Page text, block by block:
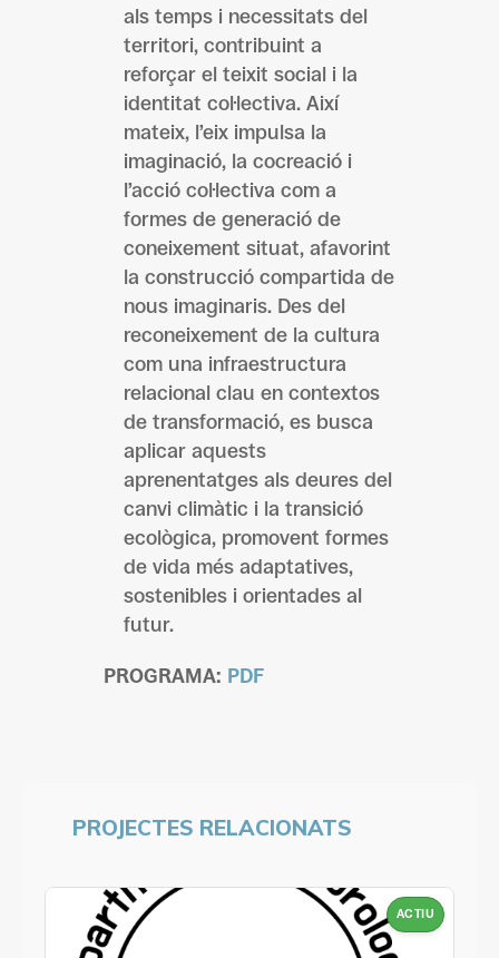
als temps i necessitats del
territori, contribuint a
reforçar el teixit social i la
identitat col·lectiva. Així
mateix, l’eix impulsa la
imaginació, la cocreació i
l’acció col·lectiva com a
formes de generació de
coneixement situat, afavorint
la construcció compartida de
nous imaginaris. Des del
reconeixement de la cultura
com una infraestructura
relacional clau en contextos
de transformació, es busca
aplicar aquests
aprenentatges als deures del
canvi climàtic i la transició
ecològica, promovent formes
de vida més adaptatives,
sostenibles i orientades al
futur.
PROGRAMA: PDF
PROJECTES RELACIONATS
ACTIU